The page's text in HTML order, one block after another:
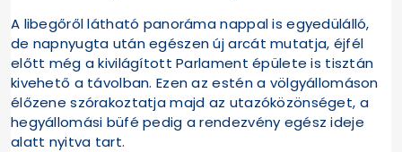
A libegőről látható panoráma nappal is egyedülálló,
de napnyugta után egészen új arcát mutatja, éjfél
előtt még a kivilágított Parlament épülete is tisztán
kivehető a távolban. Ezen az estén a völgyállomáson
élőzene szórakoztatja majd az utazóközönséget, a
hegyállomási büfé pedig a rendezvény egész ideje
alatt nyitva tart.